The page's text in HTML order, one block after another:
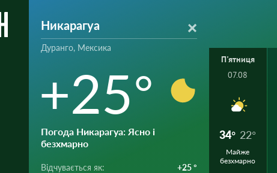
Никарагуа
Дуранго, Мексика
+25°
Погода Никарагуа: Ясно і
безхмарно
Відчувається як: +25 °
П'ятниця
07.08
34° 22°
Майже
безхмарно